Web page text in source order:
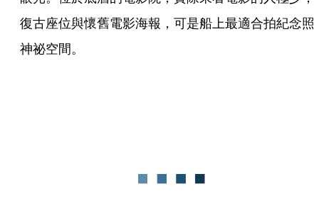
復古座位與懷舊電影海報，可是船上最適合拍紀念照
神祕空間。